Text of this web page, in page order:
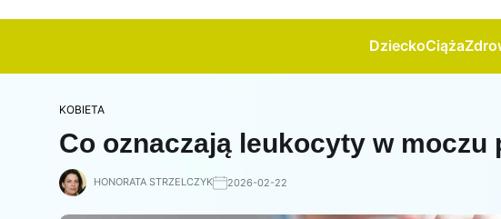
DzieckoCiąża
KOBIETA
Co oznaczają leukocyty w moczu
HONORATA STRZELCZYK 2026-02-22